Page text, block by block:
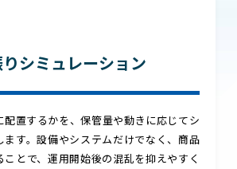
シミュレーション
配置するかを、保管量や動きに応じてシ
ます。設備やシステムだけでなく、商品
とで、運用開始後の混乱を抑えやすく